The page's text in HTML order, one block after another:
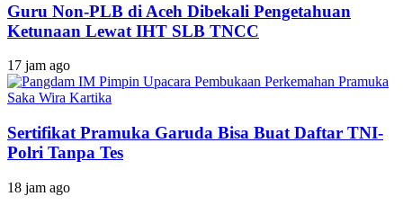
Guru Non-PLB di Aceh Dibekali Pengetahuan
Ketunaan Lewat IHT SLB TNCC
17 jam ago
Sertifikat Pramuka Garuda Bisa Buat Daftar TNI-
Polri Tanpa Tes
18 jam ago